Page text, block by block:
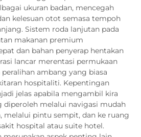
ukuran badan, mencegah
kelesuan otot semasa tempoh
Sistem roda lanjutan pada
makanan premium
dan bahan penyerap hentakan
lancar merentasi permukaan
ambang yang biasa
hospitaliti. Kepentingan
jelas apabila mengambil kira
diperoleh melalui navigasi mudah
melalui pintu sempit, dan ke ruang
hospital atau suite hotel.